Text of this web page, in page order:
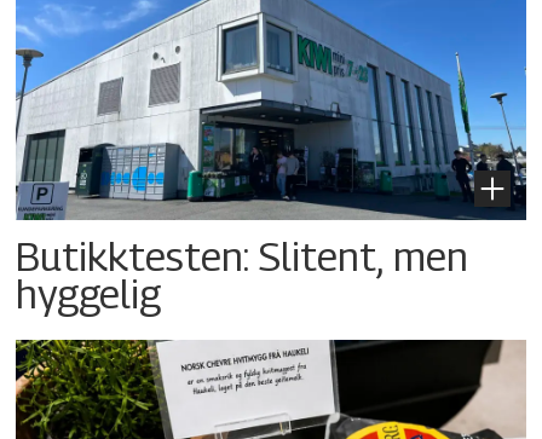
Butikktesten: Slitent, men
hyggelig